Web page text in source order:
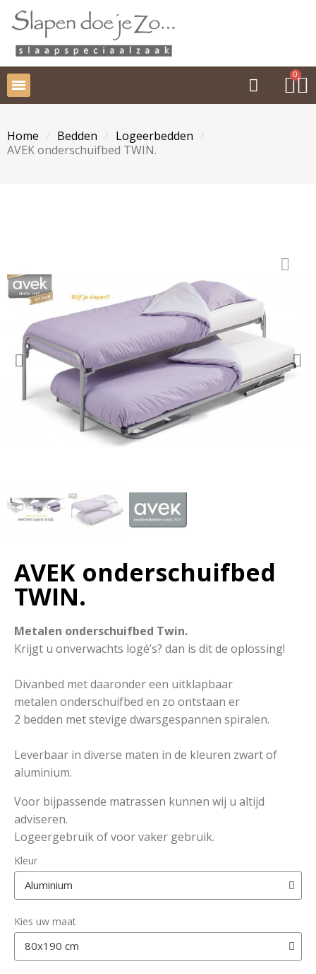
Home Bedden
Logeerbedden
AVEK onderschuifbed TWIN.
AVEK onderschuifbed
TWIN.
Metalen onderschuifbed Twin.
Krijgt u onverwachts logé’s? dan is dit de oplossing!
Divanbed met daaronder een uitklapbaar
metalen onderschuifbed en zo ontstaan er
2 bedden met stevige dwarsgespannen spiralen.
Leverbaar in diverse maten in de kleuren zwart of
aluminium.
Voor bijpassende matrassen kunnen wij u altijd
adviseren.
Logeergebruik of voor vaker gebruik.
Kleur
Kies uw maat